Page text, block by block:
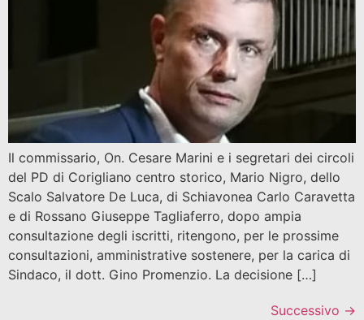
Il commissario, On. Cesare Marini e i segretari dei circoli
del PD di Corigliano centro storico, Mario Nigro, dello
Scalo Salvatore De Luca, di Schiavonea Carlo Caravetta
e di Rossano Giuseppe Tagliaferro, dopo ampia
consultazione degli iscritti, ritengono, per le prossime
consultazioni, amministrative sostenere, per la carica di
Sindaco, il dott. Gino Promenzio. La decisione […]
Successivo →